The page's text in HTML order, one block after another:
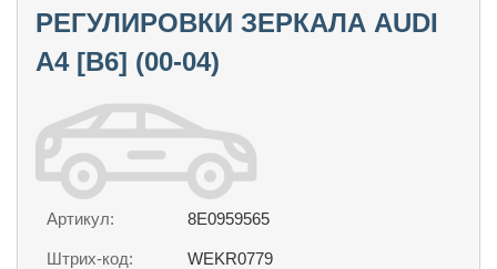
РЕГУЛИРОВКИ ЗЕРКАЛА AUDI
A4 [B6] (00-04)
Артикул: 8E0959565
Штрих-код: WEKR0779